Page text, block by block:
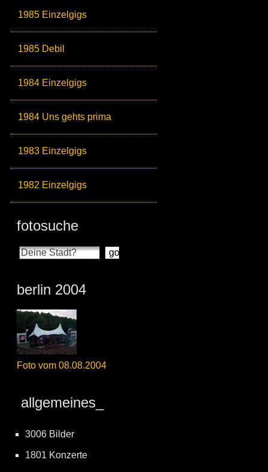
1985 Einzelgigs
1985 Debil
1984 Einzelgigs
1984 Uns gehts prima
1983 Einzelgigs
1982 Einzelgigs
fotosuche
berlin 2004
Foto vom 08.08.2004
allgemeines_
3006 Bilder
1801 Konzerte